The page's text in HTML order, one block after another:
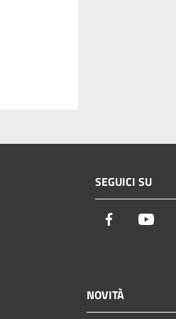
SEGUICI SU
Facebook
NOVITÀ